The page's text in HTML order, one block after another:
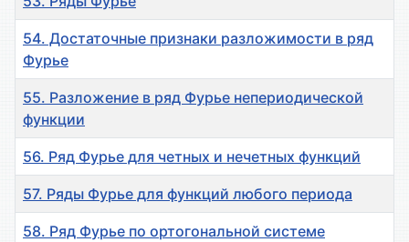
54. Достаточные признаки разложимости в ряд
Фурье
55. Разложение в ряд Фурье непериодической
функции
56. Ряд Фурье для четных и нечетных функций
57. Ряды Фурье для функций любого периода
58. Ряд Фурье по ортогональной системе